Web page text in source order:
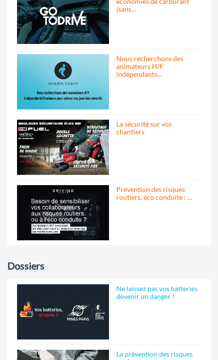
(sans…
Nous recherchons des
animateurs H/F
indépendants…
La sécurité sur vos
chantiers
Prévention des risques
routiers, éco conduite : …
Dossiers
Ne laissez pas vos batteries
devenir un danger !
La prévention des risques